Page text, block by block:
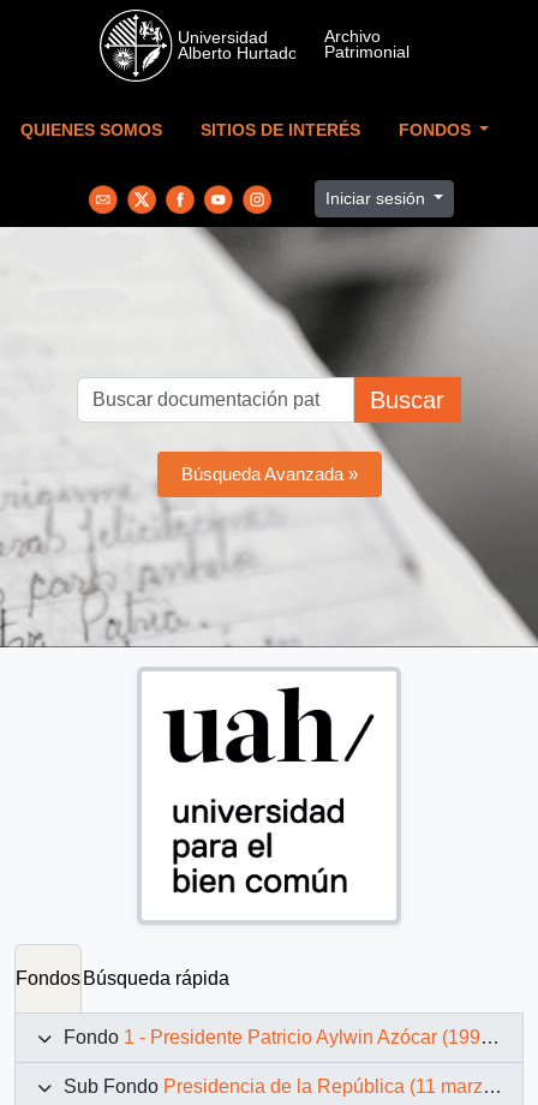
Skip to main content
QUIENES SOMOS SITIOS DE INTERÉS FONDOS
Iniciar sesión
Buscar
Búsqueda Avanzada »
Fondos Búsqueda rápida
Fondo 1 - Presidente Patricio Aylwin Azócar (1990-1994)
Sub Fondo Presidencia de la República (11 marzo 1990 – 11 marzo 1994)